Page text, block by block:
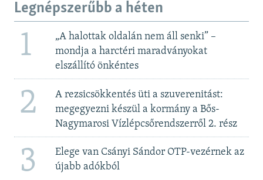
Legnépszerűbb a héten
1
„A halottak oldalán nem áll senki” –
mondja a harctéri maradványokat
elszállító önkéntes
2
A rezsicsökkentés üti a szuverenitást:
megegyezni készül a kormány a Bős-
Nagymarosi Vízlépcsőrendszerről 2. rész
3
Elege van Csányi Sándor OTP-vezérnek az
újabb adókból